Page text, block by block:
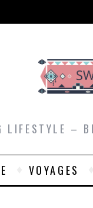
LIFESTYLE –
VOYAGES